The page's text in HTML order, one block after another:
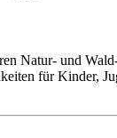
Natur- und
für Kinder,